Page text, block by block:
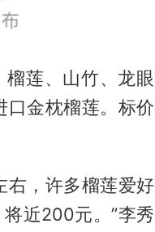
莲、山竹、龙眼
口金枕榴莲。标价
右，许多榴莲爱好
近200元。”李秀